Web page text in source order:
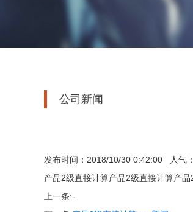
公司新闻
发布时间：2018/10/30 0:42:00 人气
产品2级直接计算产品2级直接计算产
上一条:-